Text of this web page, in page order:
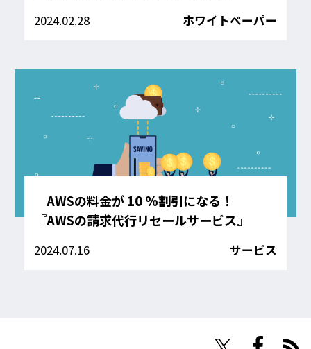
2024.02.28 ホワイトペーパー
AWSの料金が10 %割引になる！
『AWSの請求代行リセールサービス』
2024.07.16 サービス